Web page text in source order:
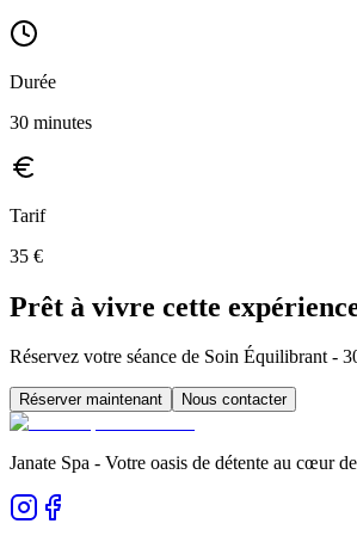
Durée
30 minutes
Tarif
35 €
Prêt à vivre cette
Réservez votre séance de Soin Équilibrant -
Réserver maintenant Nous contacter
Janate Spa - Votre oasis de détente au cœur